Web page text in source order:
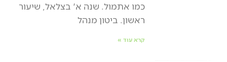
כמו אתמול. שנה א' בצלאל, שיעור
ראשון. ביטון מנהל
קרא עוד »